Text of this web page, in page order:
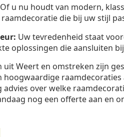
Of u nu houdt van modern,
die bij uw stijl
Uw tevredenheid staat
oplossingen die aansluiten
uit Weert en omstreken zijn
hoogwaardige
advies over welke
nog een offerte aan en